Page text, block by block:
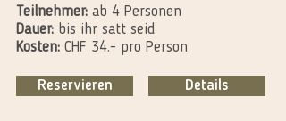
Teilnehmer: ab 4 Personen
Dauer: bis ihr satt seid
Kosten: CHF 34.- pro Person
Reservieren Details